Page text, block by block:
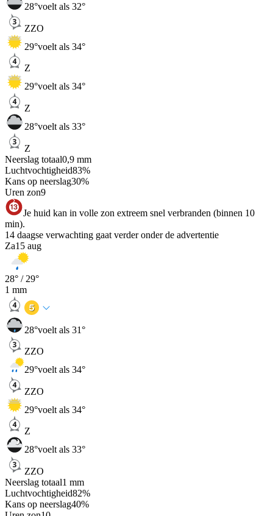
28°voelt als 32°
ZZO
29°voelt als 34°
Z
29°voelt als 34°
Z
28°voelt als 33°
Z
Neerslag totaal0,9 mm
Luchtvochtigheid83%
Kans op neerslag30%
Uren zon9
Je huid kan in volle zon extreem snel verbranden (binnen 10
min).
14 daagse verwachting gaat verder onder de advertentie
Za15 aug
28° / 29°
1 mm
28°voelt als 31°
ZZO
29°voelt als 34°
ZZO
29°voelt als 34°
Z
28°voelt als 33°
ZZO
Neerslag totaal1 mm
Luchtvochtigheid82%
Kans op neerslag40%